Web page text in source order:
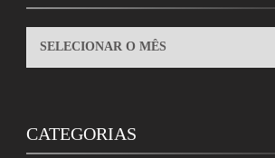
ARQUIVOS
CATEGORIAS